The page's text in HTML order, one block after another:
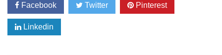
Facebook Twitter Pinterest
Linkedin